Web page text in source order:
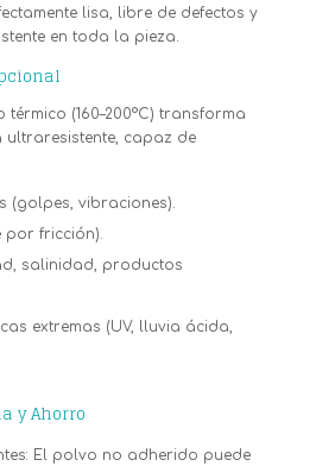
lisa, libre de defectos y
en toda la pieza.
(160–200°C) transforma
capaz de
(golpes, vibraciones).
por fricción).
salinidad, productos
extremas (UV, lluvia ácida,
y Ahorro
El polvo no adherido puede